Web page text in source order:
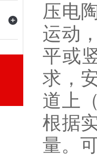
压电
运动
平或
求，
道上
根据
量。